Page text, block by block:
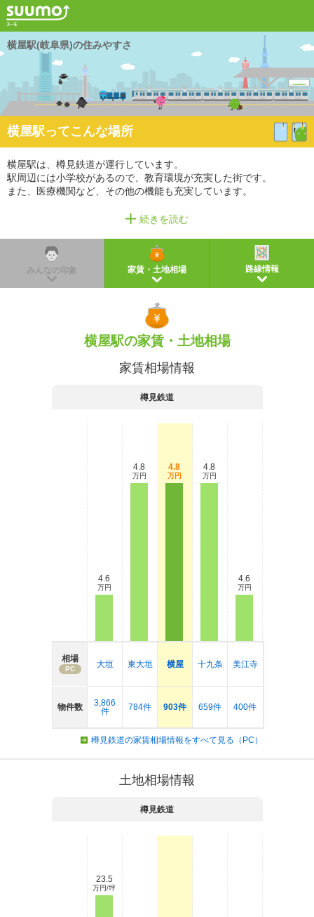
横屋駅(岐阜県)の住みやすさ
横屋駅ってこんな場所
横屋駅は、樽見鉄道が運行しています。
駅周辺には小学校があるので、教育環境が充実した街です。
また、医療機関など、その他の機能も充実しています。
※掲載しているアクセス情報は2021年3月時点のものです。
※経路情報、所要時間情報は平日・日中の標準的な所要時間での乗り換え経路を採用していま
続きを読む
みんなの印象 家賃・土地相場 路線情報
横屋駅の家賃・土地相場
家賃相場情報
樽見鉄道
相場
PC
物件数
4.6
万円
大垣
3,866
件
4.8
万円
東大垣
784件
4.8
万円
横屋
903件
4.8
万円
十九条
659件
4.6
万円
美江寺
400件
樽見鉄道の家賃相場情報をすべて見る（PC）
土地相場情報
樽見鉄道
23.5
万円/坪